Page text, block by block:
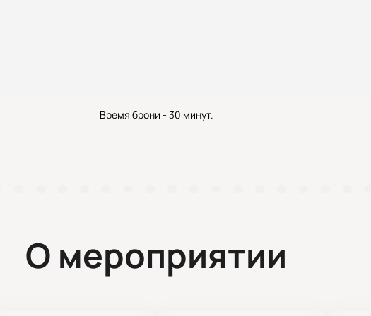
Время брони - 30 минут.
О мероприятии